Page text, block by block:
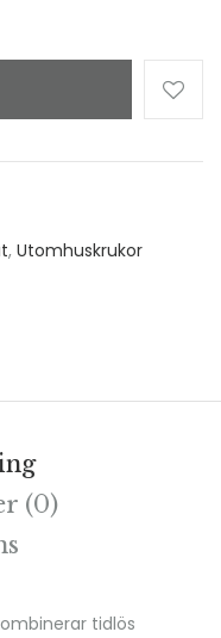
, Utomhuskrukor
(0)
tidlös